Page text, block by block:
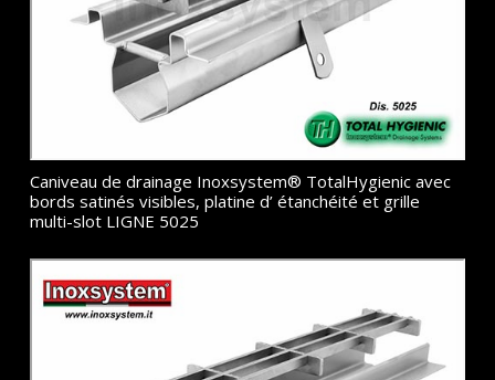
Caniveau de drainage Inoxsystem® TotalHygienic avec
bords satinés visibles, platine d’ étanchéité et grille
multi-slot LIGNE 5025